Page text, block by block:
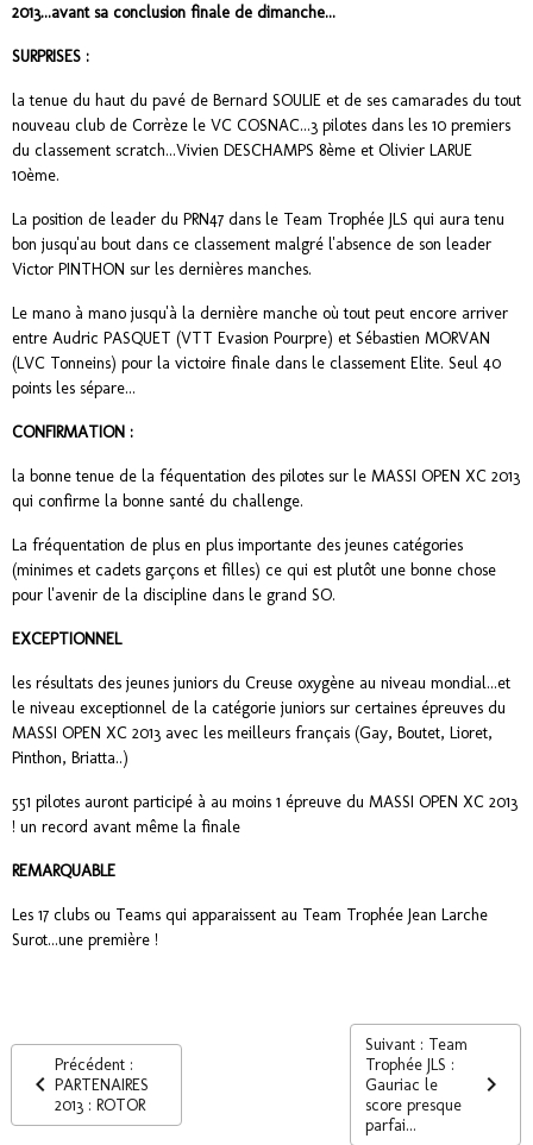
2013...avant sa conclusion finale de dimanche...
SURPRISES :
la tenue du haut du pavé de Bernard SOULIE et de ses camarades du tout
nouveau club de Corrèze le VC COSNAC...3 pilotes dans les 10 premiers
du classement scratch...Vivien DESCHAMPS 8ème et Olivier LARUE
10ème.
La position de leader du PRN47 dans le Team Trophée JLS qui aura tenu
bon jusqu'au bout dans ce classement malgré l'absence de son leader
Victor PINTHON sur les dernières manches.
Le mano à mano jusqu'à la dernière manche où tout peut encore arriver
entre Audric PASQUET (VTT Evasion Pourpre) et Sébastien MORVAN
(LVC Tonneins) pour la victoire finale dans le classement Elite. Seul 40
points les sépare...
CONFIRMATION :
la bonne tenue de la féquentation des pilotes sur le MASSI OPEN XC 2013
qui confirme la bonne santé du challenge.
La fréquentation de plus en plus importante des jeunes catégories
(minimes et cadets garçons et filles) ce qui est plutôt une bonne chose
pour l'avenir de la discipline dans le grand SO.
EXCEPTIONNEL
les résultats des jeunes juniors du Creuse oxygène au niveau mondial...et
le niveau exceptionnel de la catégorie juniors sur certaines épreuves du
MASSI OPEN XC 2013 avec les meilleurs français (Gay, Boutet, Lioret,
Pinthon, Briatta..)
551 pilotes auront participé à au moins 1 épreuve du MASSI OPEN XC 2013
! un record avant même la finale
REMARQUABLE
Les 17 clubs ou Teams qui apparaissent au Team Trophée Jean Larche
Surot...une première !
Précédent :
PARTENAIRES
2013 : ROTOR
Suivant : Team
Trophée JLS :
Gauriac le
score presque
parfai...